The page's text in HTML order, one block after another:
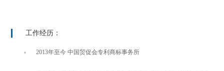
工作经历：
2013年至今 中国贸促会专利商标事务所